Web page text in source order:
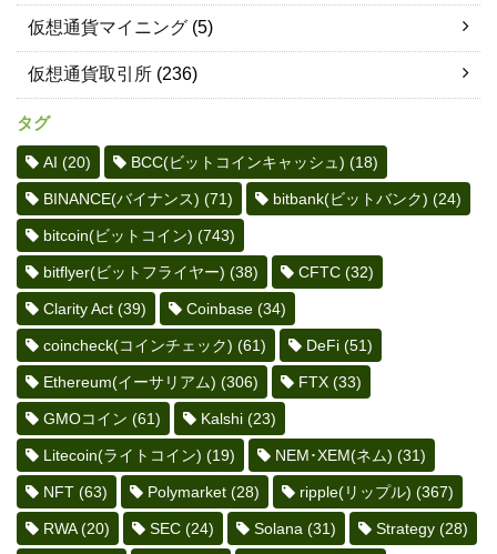
仮想通貨マイニング (5)
仮想通貨取引所 (236)
タグ
AI (20) BCC(ビットコインキャッシュ) (18)
BINANCE(バイナンス) (71) bitbank(ビットバンク) (24)
bitcoin(ビットコイン) (743)
bitflyer(ビットフライヤー) (38) CFTC (32)
Clarity Act (39) Coinbase (34)
coincheck(コインチェック) (61) DeFi (51)
Ethereum(イーサリアム) (306) FTX (33)
GMOコイン (61) Kalshi (23)
Litecoin(ライトコイン) (19) NEM･XEM(ネム) (31)
NFT (63) Polymarket (28) ripple(リップル) (367)
RWA(20) SEC (24) Solana (31) Strategy (28)